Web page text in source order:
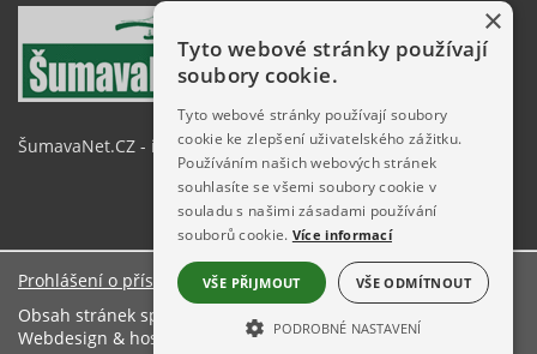
ŠumavaNet.CZ - informace o regionu
Prohlášení o přístupnosti
Obsah stránek spravuje: Městský úřad Železná Ruda
Webdesign & hosting:
ŠumavaNet.CZ
×
Tyto webové stránky používají
soubory cookie.
Tyto webové stránky používají soubory
cookie ke zlepšení uživatelského zážitku.
Používáním našich webových stránek
souhlasíte se všemi soubory cookie v
souladu s našimi zásadami používání
souborů cookie. Více informací
VŠE PŘIJMOUT VŠE ODMÍTNOUT
PODROBNÉ NASTAVENÍ